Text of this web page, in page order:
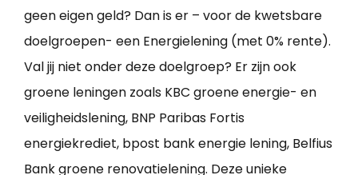
geen eigen geld? Dan is er – voor de kwetsbare
doelgroepen- een Energielening (met 0% rente).
Val jij niet onder deze doelgroep? Er zijn ook
groene leningen zoals KBC groene energie- en
veiligheidslening, BNP Paribas Fortis
energiekrediet, bpost bank energie lening, Belfius
Bank groene renovatielening. Deze unieke